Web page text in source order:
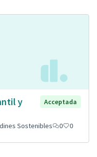
y
Acceptada
Sostenibles 0 0